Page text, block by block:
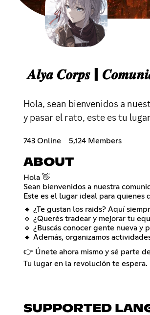
𝑨𝒍𝒚𝒂 𝑪𝒐𝒓𝒑𝒔 |
Hola, sean bienvenidos a
y pasar el rato, este es tu
743 Online 5,124 Members
ABOUT
Hola 👋
Sean bienvenidos a nuestra
Este es el lugar ideal para
🔹 ¿Te gustan los raids? Aquí
🔹 ¿Querés tradear y mejorar tu
🔹 ¿Buscás conocer gente nueva y
🔹 Además, organizamos
👉 Únete ahora mismo y sé parte
Tu lugar en la revolución te espera.
SUPPORTED